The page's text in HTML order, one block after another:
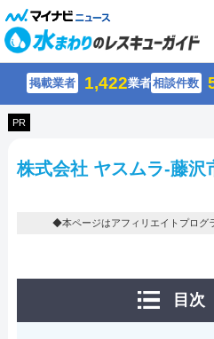
掲載業者 1,422業者相談件数
PR
株式会社 ヤスムラ-藤沢
◆本ページはアフィリエイトプログ
目次